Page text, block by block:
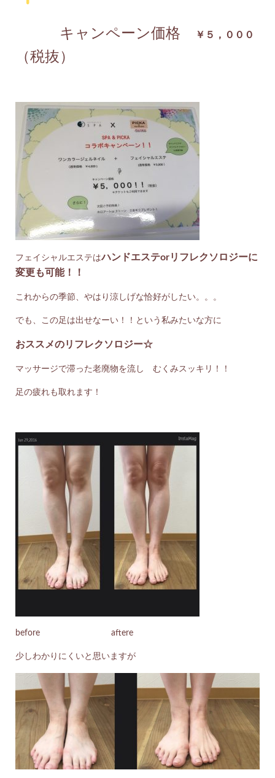
キャンペーン価格 ￥５，０００
（税抜）
フェイシャルエステはハンドエステorリフレクソロジーに
変更も可能！！
これからの季節、やはり涼しげな恰好がしたい。。。
でも、この足は出せなーい！！という私みたいな方に
おススメのリフレクソロジー☆
マッサージで滞った老廃物を流し むくみスッキリ！！
足の疲れも取れます！
before aftere
少しわかりにくいと思いますが